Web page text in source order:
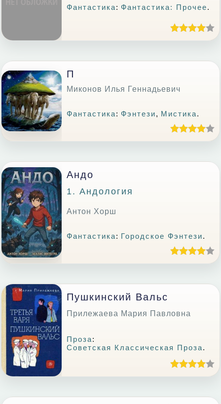
Фантастика: Фантастика: Прочее.
П
Миконов Илья Геннадьевич
Фантастика: Фэнтези, Мистика.
Андо
1. Андология
Антон Хорш
Фантастика: Городское Фэнтези.
Пушкинский Вальс
Прилежаева Мария Павловна
Проза:
Советская Классическая Проза.